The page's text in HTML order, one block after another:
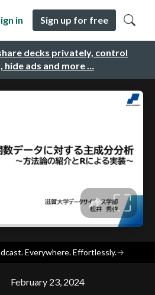
decks privately, control
hide ads and more …
in Sign up for free
Everywhere. Effortlessly.→
February 23, 2024